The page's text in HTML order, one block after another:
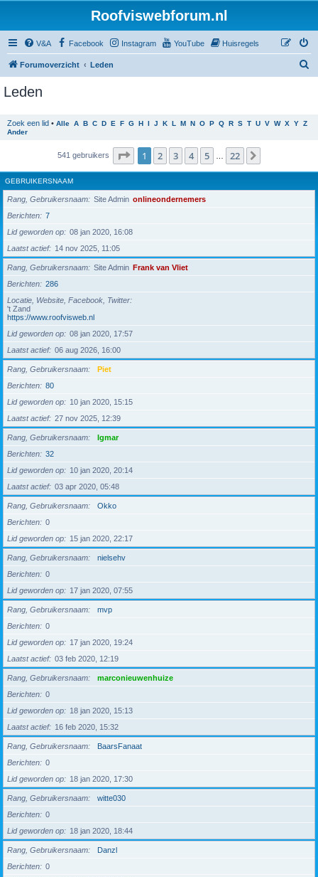
Roofviswebforum.nl
V&A Facebook Instagram YouTube Huisregels
Forumoverzicht Leden
Leden
Zoek een lid • Alle A B C D E F G H I J K L M N O P Q R S T U V W X Y Z
Ander
541 gebruikers Pagina van 22
1 2 3 4 5 22
GEBRUIKERSNAAM
Rang, Gebruikersnaam Site Admin onlineondernemers
Berichten
7
Lid geworden op
08 jan 2020, 16:08
Laatst actief
14 nov 2025, 11:05
Rang, Gebruikersnaam Site Admin Frank van Vliet
Berichten
286
Locatie, Website, Facebook, Twitter
't Zand
https://www.roofvisweb.nl
Lid geworden op
08 jan 2020, 17:57
Laatst actief
06 aug 2026, 16:00
Rang, Gebruikersnaam
Piet
Berichten
80
Lid geworden op
10 jan 2020, 15:15
Laatst actief
27 nov 2025, 12:39
Rang, Gebruikersnaam
Igmar
Berichten
32
Lid geworden op
10 jan 2020, 20:14
Laatst actief
03 apr 2020, 05:48
Rang, Gebruikersnaam
Okko
Berichten
0
Lid geworden op
15 jan 2020, 22:17
Rang, Gebruikersnaam
nielsehv
Berichten
0
Lid geworden op
17 jan 2020, 07:55
Rang, Gebruikersnaam
mvp
Berichten
0
Lid geworden op
17 jan 2020, 19:24
Laatst actief
03 feb 2020, 12:19
Rang, Gebruikersnaam
marconieuwenhuize
Berichten
0
Lid geworden op
18 jan 2020, 15:13
Laatst actief
16 feb 2020, 15:32
Rang, Gebruikersnaam
BaarsFanaat
Berichten
0
Lid geworden op
18 jan 2020, 17:30
Rang, Gebruikersnaam
witte030
Berichten
0
Lid geworden op
18 jan 2020, 18:44
Rang, Gebruikersnaam
Danzl
Berichten
0